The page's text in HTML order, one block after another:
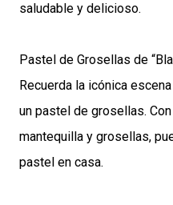
saludable y delicioso.
Pastel de Grosellas de
Recuerda la icónica
un pastel de grosellas.
mantequilla y grosellas,
pastel en casa.